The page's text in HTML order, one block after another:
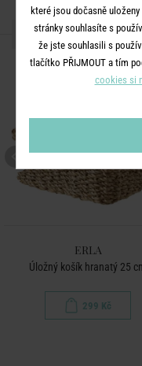
DALŠÍ
ERLA
Úložný košík hranatý 25
299 Kč
které jsou dočasně
stránky souhlasíte s
že jste souhlasili s
tlačítko PŘIJMOUT a tím
cookies si